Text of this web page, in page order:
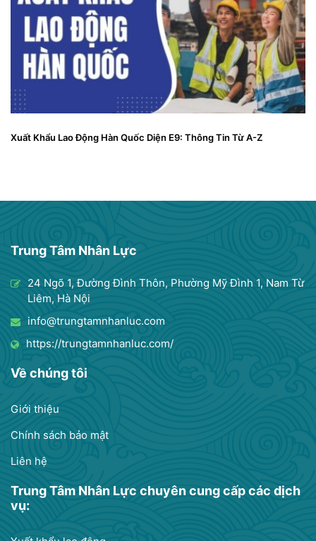
Xuất Khẩu Lao Động Hàn Quốc Diện E9: Thông Tin Từ A-Z
Trung Tâm Nhân Lực
24 Ngõ 1, Đường Đình Thôn, Phường Mỹ Đình 1, Nam Từ
Liêm, Hà Nội
info@trungtamnhanluc.com
https://trungtamnhanluc.com/
Về chúng tôi
Giới thiệu
Chính sách bảo mật
Liên hệ
Trung Tâm Nhân Lực chuyên cung cấp các dịch
vụ: